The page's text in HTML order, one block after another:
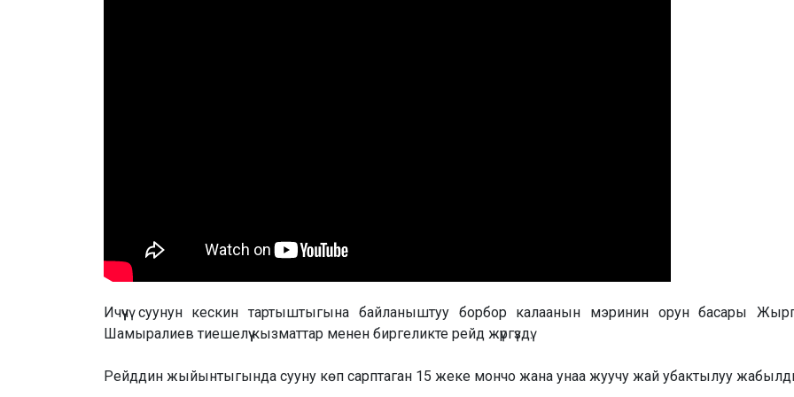
Ичүүчү суунун кескин тартыштыгына байланыштуу борбор калаанын мэринин орун басары
Шамыралиев тиешелүү кызматтар менен биргеликте рейд жүргүздү.
Рейддин жыйынтыгында сууну көп сарптаган 15 жеке мончо жана унаа жуучу жай убактылуу